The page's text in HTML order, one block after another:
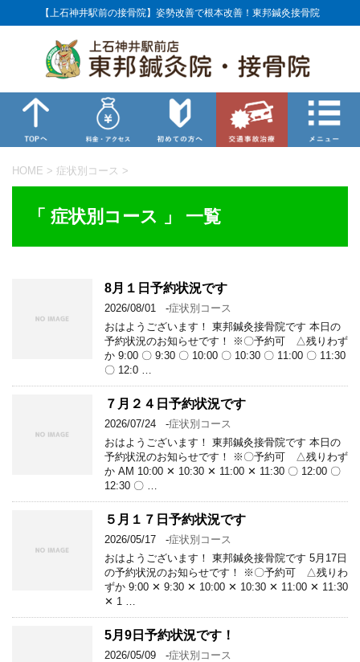
【上石神井駅前の接骨院】姿勢改善で根本改善！東邦鍼灸接骨院
HOME > 症状別コース >
「 症状別コース 」 一覧
8月１日予約状況です
2026/08/01 -症状別コース
おはようございます！ 東邦鍼灸接骨院です 本日の
予約状況のお知らせです！ ※〇予約可 △残りわず
か 9:00 〇 9:30 〇 10:00 〇 10:30 〇 11:00 〇 11:30
〇 12:0 …
７月２４日予約状況です
2026/07/24 -症状別コース
おはようございます！ 東邦鍼灸接骨院です 本日の
予約状況のお知らせです！ ※〇予約可 △残りわず
か AM 10:00 ✕ 10:30 ✕ 11:00 ✕ 11:30 〇 12:00 〇
12:30 〇 …
５月１７日予約状況です
2026/05/17 -症状別コース
おはようございます！ 東邦鍼灸接骨院です 5月17日
の予約状況のお知らせです！ ※〇予約可 △残りわ
ずか 9:00 ✕ 9:30 ✕ 10:00 ✕ 10:30 ✕ 11:00 ✕ 11:30
✕ 1 …
5月9日予約状況です！
2026/05/09 -症状別コース